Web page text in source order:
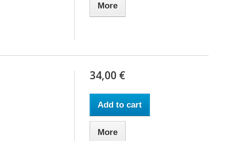
More
34,00 €
Add to cart
More